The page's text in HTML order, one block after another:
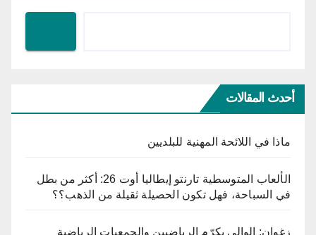
أحدث المقالات
ماذا في اللائحة المهنية للبلديين
الألعاب المتوسطية تارنتو إيطاليا أوت 26: أكثر من بطل
في السباحة، فهل تكون الحصيلة ثقيلة من الذهب؟؟
زغوان: الوالي يكرّم الرياضيين والجمعيات الرياضية